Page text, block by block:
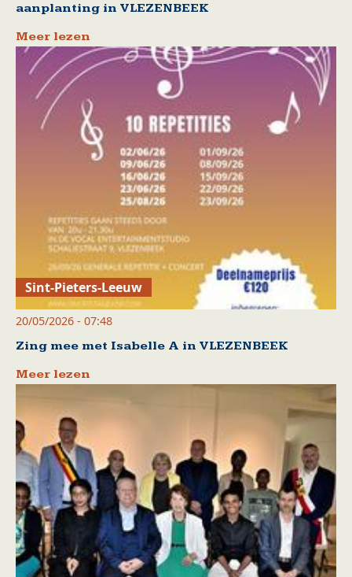
aanplanting in VLEZENBEEK
Meer lezen
Sint-Pieters-Leeuw
20/05/2026 - 07:48
Zing mee met Isabelle A in VLEZENBEEK
Meer lezen